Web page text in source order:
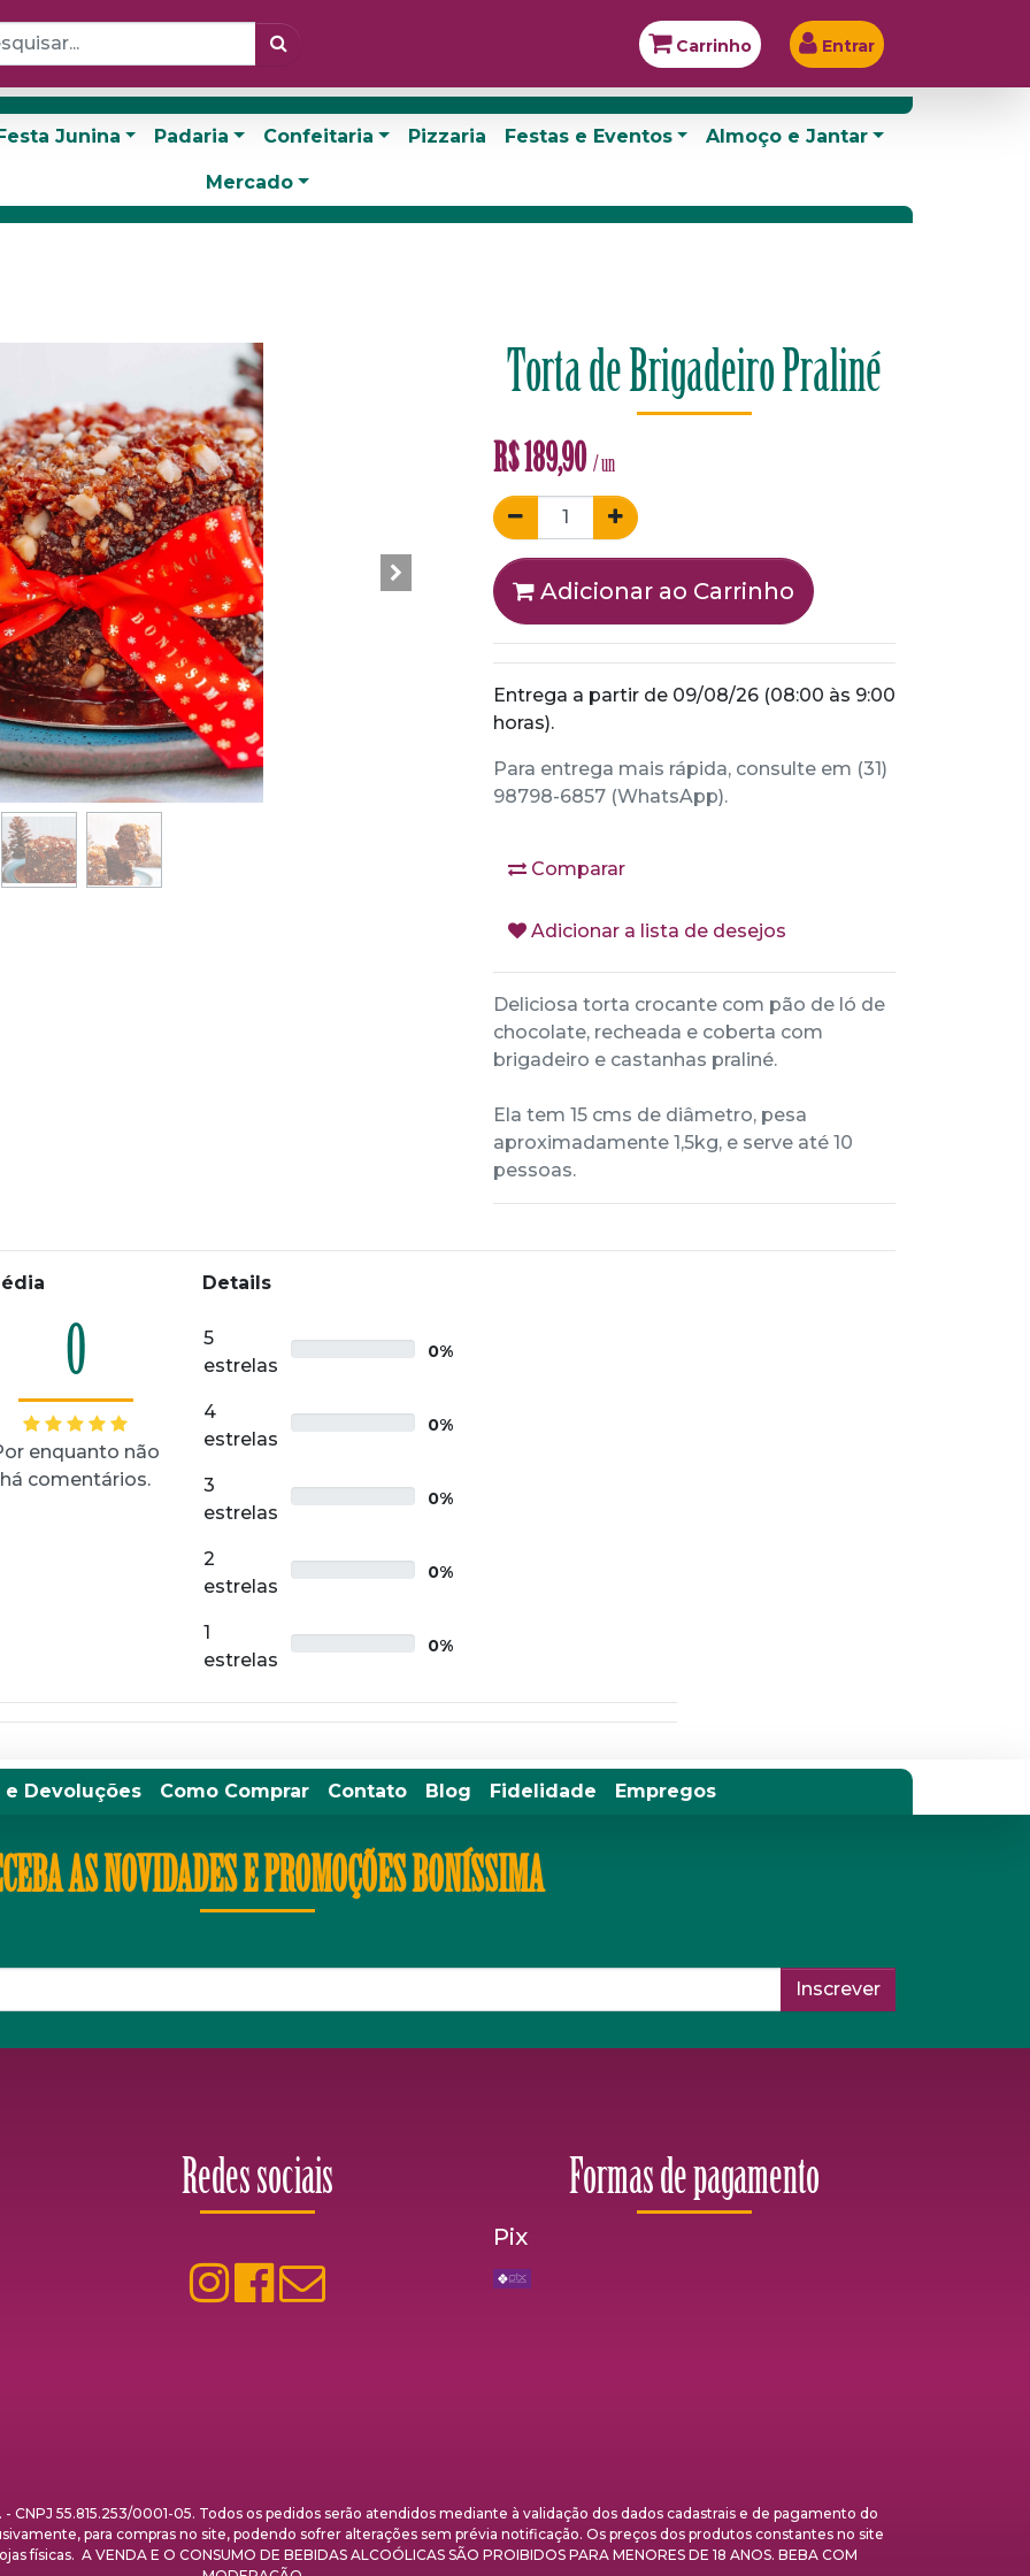
Carrinho Entrar
Junina Padaria Confeitaria Pizzaria Festas e Eventos Almoço e Jantar
Mercado
Torta de Brigadeiro Praliné
R$189,90 / un
Adicionar ao Carrinho
Entrega a partir de 09/08/26 (08:00 às 9:00
horas).
Para entrega mais rápida, consulte em (31)
98798-6857 (WhatsApp).
Comparar
Adicionar a lista de desejos
Deliciosa torta crocante com pão de ló de
chocolate, recheada e coberta com
brigadeiro e castanhas praliné.
Ela tem 15 cms de diâmetro, pesa
aproximadamente 1,5kg, e serve até 10
pessoas.
0
enquanto não
há comentários.
Details
5
estrelas
0%
4
estrelas
0%
3
estrelas
0%
2
estrelas
0%
1
estrelas
0%
e Devoluções Como Comprar Contato Blog Fidelidade Empregos
AS NOVIDADES E PROMOÇÕES BONÍSSIMA
Inscrever
Redes sociais Formas de pagamento
Pix
- CNPJ 55.815.253/0001-05. Todos os pedidos serão atendidos mediante à validação dos dados cadastrais e de pagamento do
para compras no site, podendo sofrer alterações sem prévia notificação. Os preços dos produtos constantes no site
físicas. A VENDA E O CONSUMO DE BEBIDAS ALCOÓLICAS SÃO PROIBIDOS PARA MENORES DE 18 ANOS. BEBA COM